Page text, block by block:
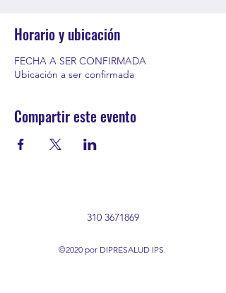
Horario y ubicación
FECHA A SER CONFIRMADA
Ubicación a ser confirmada
Compartir este evento
310 3671869
©2020 por DIPRESALUD IPS.